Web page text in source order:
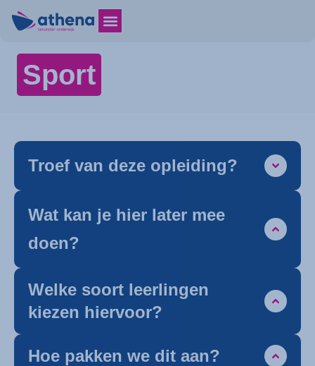
Sport
Troef van deze opleiding?
Wat kan je hier later mee
doen?
Welke soort leerlingen
kiezen hiervoor?
Hoe pakken we dit aan?